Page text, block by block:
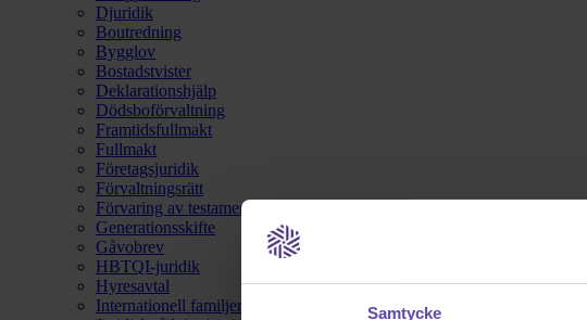
Samtycke
Djuridik
Boutredning
Bygglov
Bostadstvister
Deklarationshjälp
Dödsboförvaltning
Framtidsfullmakt
Fullmakt
Företagsjuridik
Förvaltningsrätt
Förvaring av testamente
Generationsskifte
Gåvobrev
HBTQI-juridik
Hyresavtal
Internationell familjerätt